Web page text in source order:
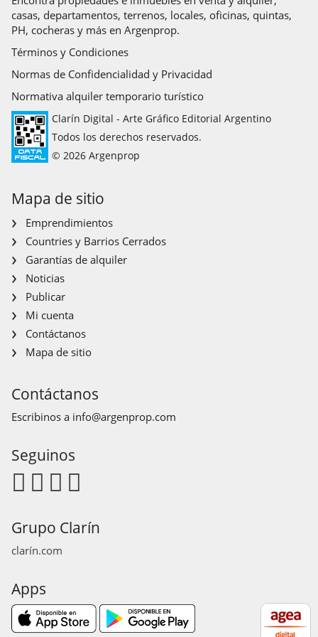
Abona en 3 cuotas sin interés y hasta 12 cuotas fijas o bien
abona de contado y obtené un precio inmejorable.
No busques más.
casas, departamentos, terrenos, locales, oficinas, quintas,
PH, cocheras y más en Argenprop.
Términos y Condiciones
Normas de Confidencialidad y Privacidad
Normativa alquiler temporario turístico
Clarín Digital - Arte Gráfico Editorial Argentino
Todos los derechos reservados.
© 2026 Argenprop
Mapa de sitio
Emprendimientos
Countries y Barrios Cerrados
Garantías de alquiler
Noticias
Publicar
Mi cuenta
Contáctanos
Mapa de sitio
Contáctanos
Escribinos a info@argenprop.com
Seguinos
Grupo Clarín
clarín.com
Apps